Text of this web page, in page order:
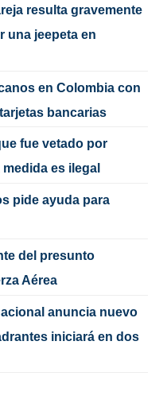
resulta gravemente
una jeepeta en
en Colombia con
bancarias
fue vetado por
es ilegal
pide ayuda para
del presunto
Aérea
anuncia nuevo
iniciará en dos